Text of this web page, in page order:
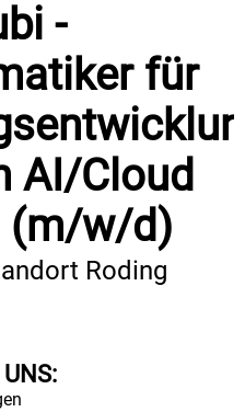
-
für
AI/Cloud
(m/w/d)
Roding